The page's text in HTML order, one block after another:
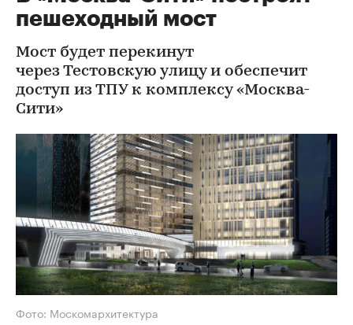
пешеходный мост
Мост будет перекинут
через Тестовскую улицу и обеспечит
доступ из ТПУ к комплексу «Москва-
Сити»
Фото: Москомархитектура